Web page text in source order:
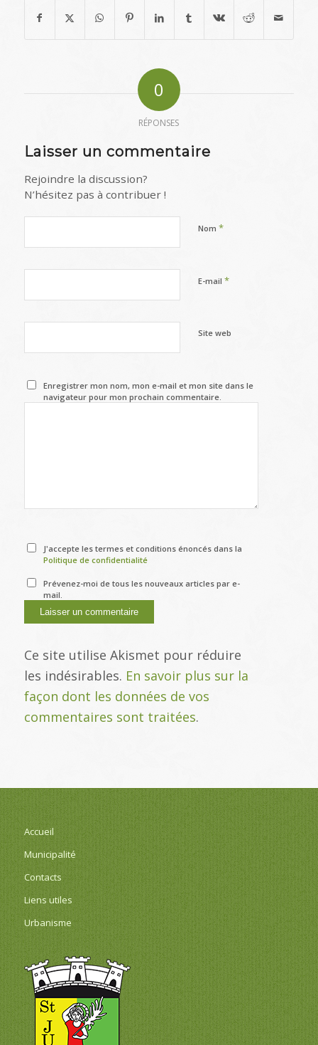
0
RÉPONSES
Laisser un commentaire
Rejoindre la discussion?
N’hésitez pas à contribuer !
Nom *
E-mail *
Site web
Enregistrer mon nom, mon e-mail et mon site dans le
navigateur pour mon prochain commentaire.
J'accepte les termes et conditions énoncés dans la
Politique de confidentialité
Prévenez-moi de tous les nouveaux articles par e-
mail.
Ce site utilise Akismet pour réduire
les indésirables. En savoir plus sur la
façon dont les données de vos
commentaires sont traitées.
Accueil
Municipalité
Contacts
Liens utiles
Urbanisme